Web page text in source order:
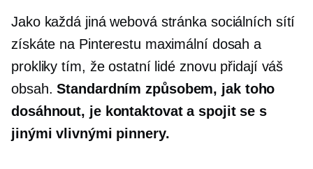
Jako každá jiná webová stránka sociálních sítí
získáte na Pinterestu maximální dosah a
prokliky tím, že ostatní lidé znovu přidají váš
obsah.Standardním způsobem, jak toho
dosáhnout, je kontaktovat a spojit se s
jinými vlivnými pinnery.